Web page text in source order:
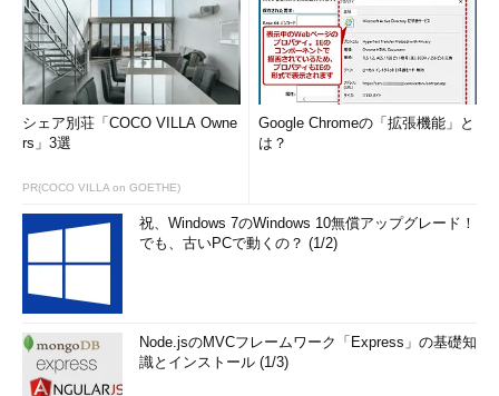
シェア別荘「COCO VILLA Owne
rs」3選
PR(COCO VILLA on GOETHE)
Google Chromeの「拡張機能」と
は？
祝、Windows 7のWindows 10無償アップグレード！
でも、古いPCで動くの？ (1/2)
Node.jsのMVCフレームワーク「Express」の基礎知
識とインストール (1/3)